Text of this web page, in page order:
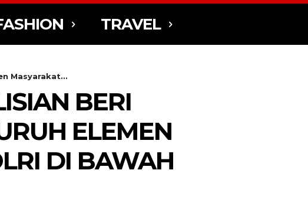
TRAVEL
Masyarakat...
BERI
ELEMEN
DI BAWAH